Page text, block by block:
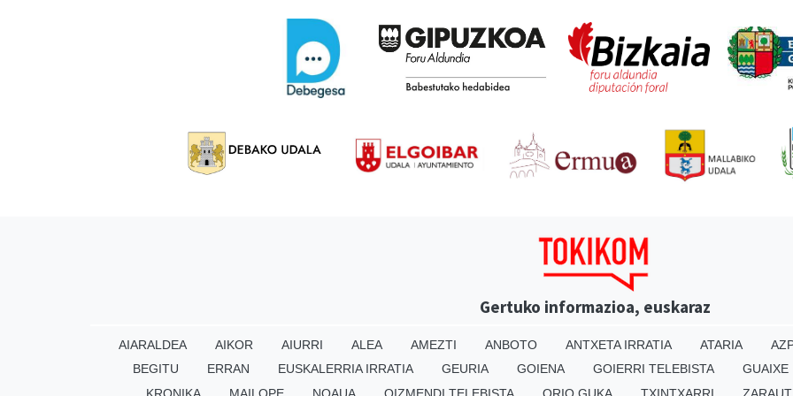
Gertuko informazioa, euskaraz
AIARALDEA AIKOR AIURRI ALEA AMEZTI ANBOTO ANTXETA IRRATIA ATARIA
BEGITU
ERRAN EUSKALERRIA IRRATIA GEURIA GOIENA GOIERRI TELEBISTA
GUAIXE
KRONIKA
MAILOPE NOAUA OIZMENDI TELEBISTA ORIO GUKA TXINTXARRI